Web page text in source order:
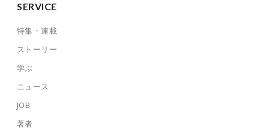
SERVICE
特集・連載
ストーリー
学ぶ
ニュース
JOB
著者